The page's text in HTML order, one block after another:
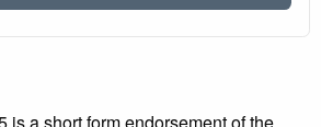
is a short form endorsement of the